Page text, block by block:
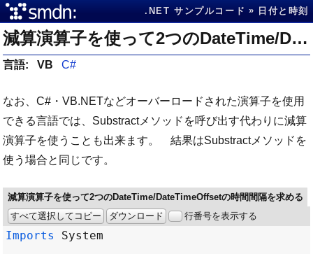
.NET サンプルコード 日付と時刻
減算演算子を使って2つのDateTime/DateTimeOffsetの時間間隔を求める
言語: VB C#
なお、C#・VB.NETなどオーバーロードされた演算子を使用
できる言語では、Substractメソッドを呼び出す代わりに減算
演算子を使うことも出来ます。 結果はSubstractメソッドを
使う場合と同じです。
減算演算子を使って2つのDateTime/DateTimeOffsetの時間間隔を求める
すべて選択してコピー
ダウンロード 行番号を表示する
Imports
System